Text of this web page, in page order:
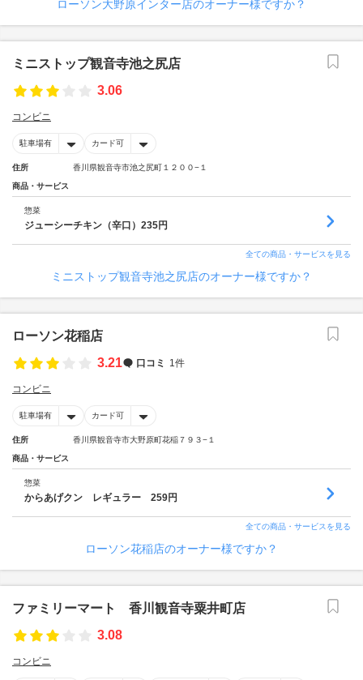
ローソン大野原インター店のオーナー様ですか？
ミニストップ観音寺池之尻店
3.06
コンビニ
駐車場有 カード可
住所 香川県観音寺市池之尻町１２００−１
商品・サービス
惣菜
ジューシーチキン（辛口）235円
全ての商品・サービスを見る
ミニストップ観音寺池之尻店のオーナー様ですか？
ローソン花稲店
3.21
口コミ 1件
コンビニ
駐車場有 カード可
住所 香川県観音寺市大野原町花稲７９３−１
商品・サービス
惣菜
からあげクン レギュラー 259円
全ての商品・サービスを見る
ローソン花稲店のオーナー様ですか？
ファミリーマート 香川観音寺粟井町店
3.08
コンビニ